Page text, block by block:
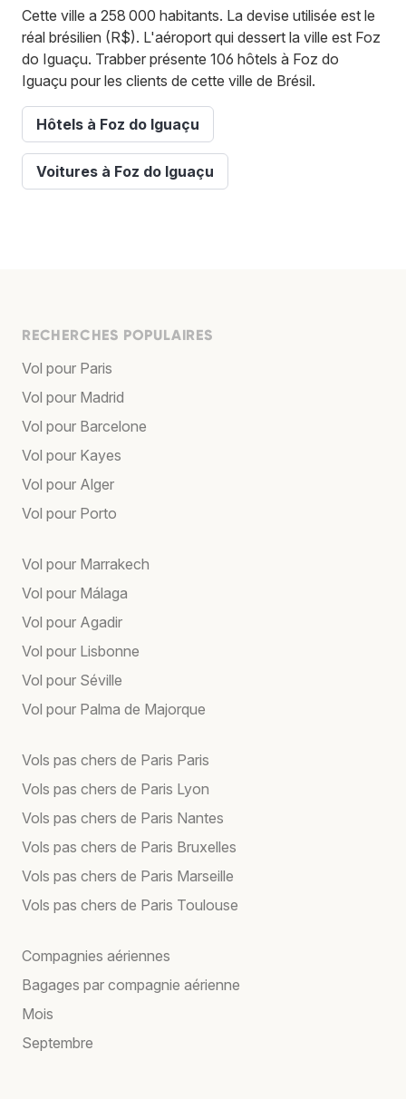
Cette ville a 258 000 habitants. La devise utilisée est le
réal brésilien (R$). L'aéroport qui dessert la ville est Foz
do Iguaçu. Trabber présente 106 hôtels à Foz do
Iguaçu pour les clients de cette ville de Brésil.
Hôtels à Foz do Iguaçu
Voitures à Foz do Iguaçu
RECHERCHES POPULAIRES
Vol pour Paris
Vol pour Madrid
Vol pour Barcelone
Vol pour Kayes
Vol pour Alger
Vol pour Porto
Vol pour Marrakech
Vol pour Málaga
Vol pour Agadir
Vol pour Lisbonne
Vol pour Séville
Vol pour Palma de Majorque
Vols pas chers de Paris Paris
Vols pas chers de Paris Lyon
Vols pas chers de Paris Nantes
Vols pas chers de Paris Bruxelles
Vols pas chers de Paris Marseille
Vols pas chers de Paris Toulouse
Compagnies aériennes
Bagages par compagnie aérienne
Mois
Septembre